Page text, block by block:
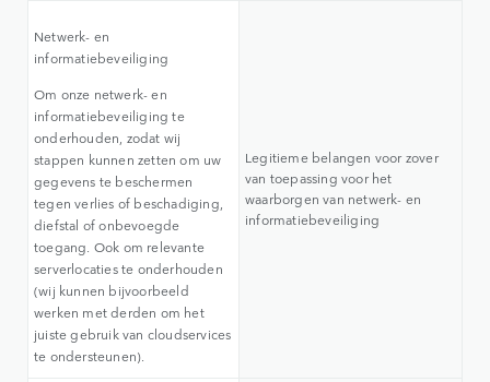
Netwerk- en
informatiebeveiliging
Om onze netwerk- en
informatiebeveiliging te
onderhouden, zodat wij
stappen kunnen zetten om uw
gegevens te beschermen
tegen verlies of beschadiging,
diefstal of onbevoegde
toegang. Ook om relevante
serverlocaties te onderhouden
(wij kunnen bijvoorbeeld
werken met derden om het
juiste gebruik van cloudservices
te ondersteunen).
Legitieme belangen voor zover
van toepassing voor het
waarborgen van netwerk- en
informatiebeveiliging